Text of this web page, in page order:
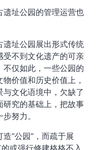
遗址公园的管理运营也
遗址公园展出形式传统
受不到文化遗产的可亲
仅如此，一些公园的
价值和历史价值上，
文化语境中，欠缺了
研究的基础上，把故事
努力。
“公园”，而疏于展
或强行修建格格不入